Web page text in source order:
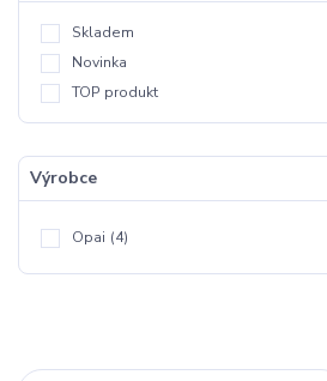
Skladem
Novinka
TOP produkt
Výrobce
Opai (4)